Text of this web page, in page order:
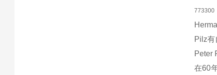
773300
Pilz
Peter
在60